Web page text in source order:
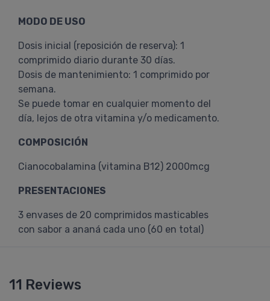
MODO DE USO
Dosis inicial (reposición de reserva): 1
comprimido diario durante 30 días.
Dosis de mantenimiento: 1 comprimido por
semana.
Se puede tomar en cualquier momento del
día, lejos de otra vitamina y/o medicamento.
COMPOSICIÓN
Cianocobalamina (vitamina B12) 2000mcg
PRESENTACIONES
3 envases de 20 comprimidos masticables
con sabor a ananá cada uno (60 en total)
11 Reviews